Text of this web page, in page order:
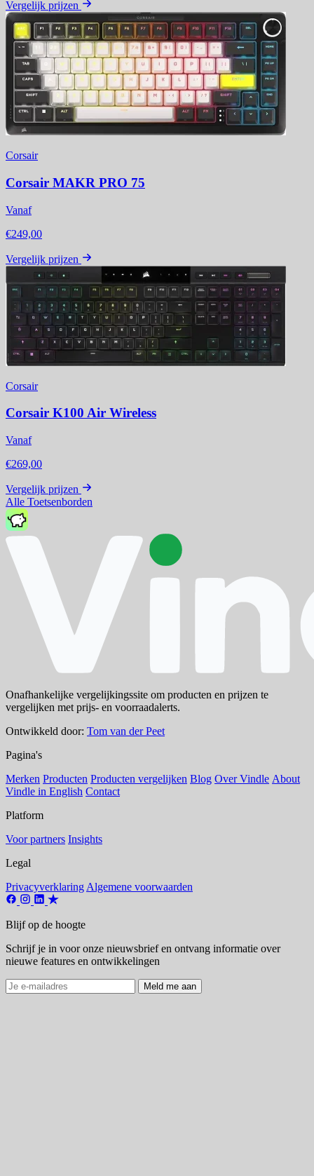
Vergelijk prijzen
Corsair
Corsair MAKR PRO 75
Vanaf
€249,00
Vergelijk prijzen
Corsair
Corsair K100 Air Wireless
Vanaf
€269,00
Vergelijk prijzen
Alle Toetsenborden
Onafhankelijke vergelijkingssite om producten en prijzen te
vergelijken met prijs- en voorraadalerts.
Ontwikkeld door: Tom van der Peet
Pagina's
Merken Producten Producten vergelijken Blog Over Vindle About
Vindle in English Contact
Platform
Voor partners Insights
Legal
Privacyverklaring Algemene voorwaarden
Blijf op de hoogte
Schrijf je in voor onze nieuwsbrief en ontvang informatie over
nieuwe features en ontwikkelingen
Meld me aan